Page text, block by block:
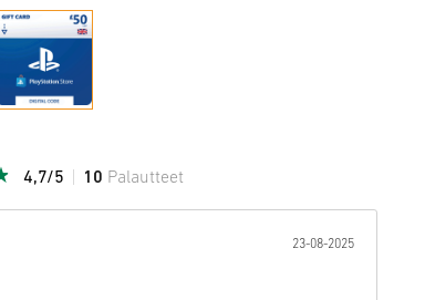
4,7/5 10 Palautteet
23-08-2025